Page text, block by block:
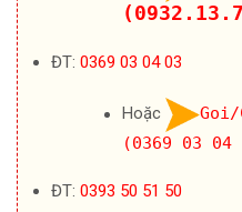
ĐT: 0369 03 04 03
Hoặc
Goi/
(0369 03
ĐT: 0393 50 51 50